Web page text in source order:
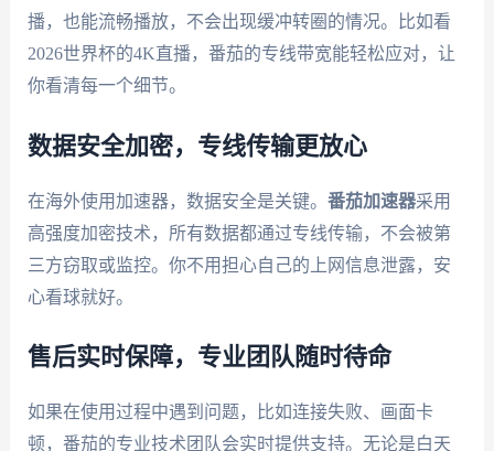
播，也能流畅播放，不会出现缓冲转圈的情况。比如看
2026世界杯的4K直播，番茄的专线带宽能轻松应对，让
你看清每一个细节。
数据安全加密，专线传输更放心
在海外使用加速器，数据安全是关键。 番茄加速器采用
高强度加密技术，所有数据都通过专线传输，不会被第
三方窃取或监控。你不用担心自己的上网信息泄露，安
心看球就好。
售后实时保障，专业团队随时待命
如果在使用过程中遇到问题，比如连接失败、画面卡
顿，番茄的专业技术团队会实时提供支持。无论是白天